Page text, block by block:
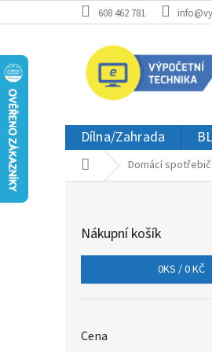
na
608 462 781
Dílna/Zahrada
Domů Domácí
Nákupní košík
0KS /0 KČ
Cena